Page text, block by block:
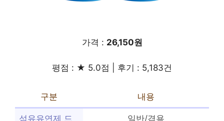
가격 : 26,150원
평점 : ★ 5.0점 | 후기 : 5,183건
구분 내용
섬유유연제 드
일반/겸용